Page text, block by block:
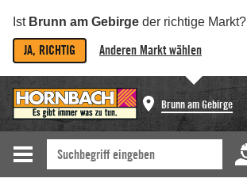
Ist Brunn am Gebirge der richtige Markt?
JA, RICHTIG Anderen Markt wählen
Brunn am Gebirge